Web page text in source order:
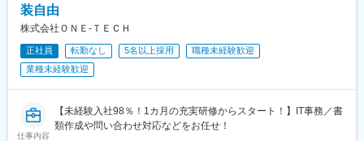
装自由
株式会社ＯＮＥ‐ＴＥＣＨ
正社員 転勤なし 5名以上採用
職種未経験歓迎
業種未経験歓迎
仕事内容
【未経験入社98％！1カ月の充実研修からスタート！】IT事務／書
類作成や問い合わせ対応などをお任せ！